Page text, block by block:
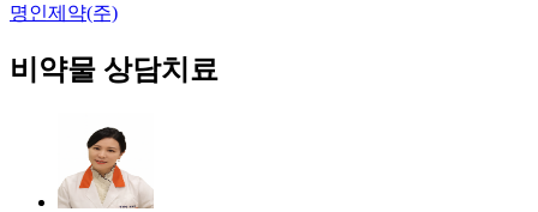
명인제약(주)
비약물 상담치료